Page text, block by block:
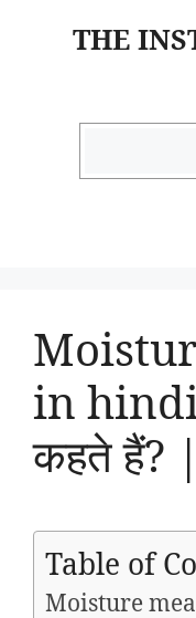
THE
in
कहते हैं?
Table of
Moisture